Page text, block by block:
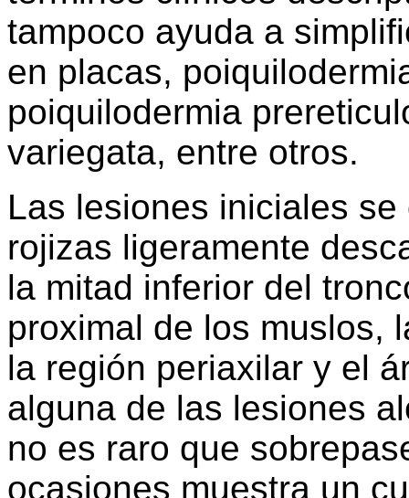
tampoco ayuda a
en placas,
poiquilodermia
variegata, entre otros.
Las lesiones iniciales
rojizas ligeramente
la mitad inferior del
proximal de los muslos,
la región periaxilar y el
alguna de las lesiones
no es raro que
ocasiones muestra un